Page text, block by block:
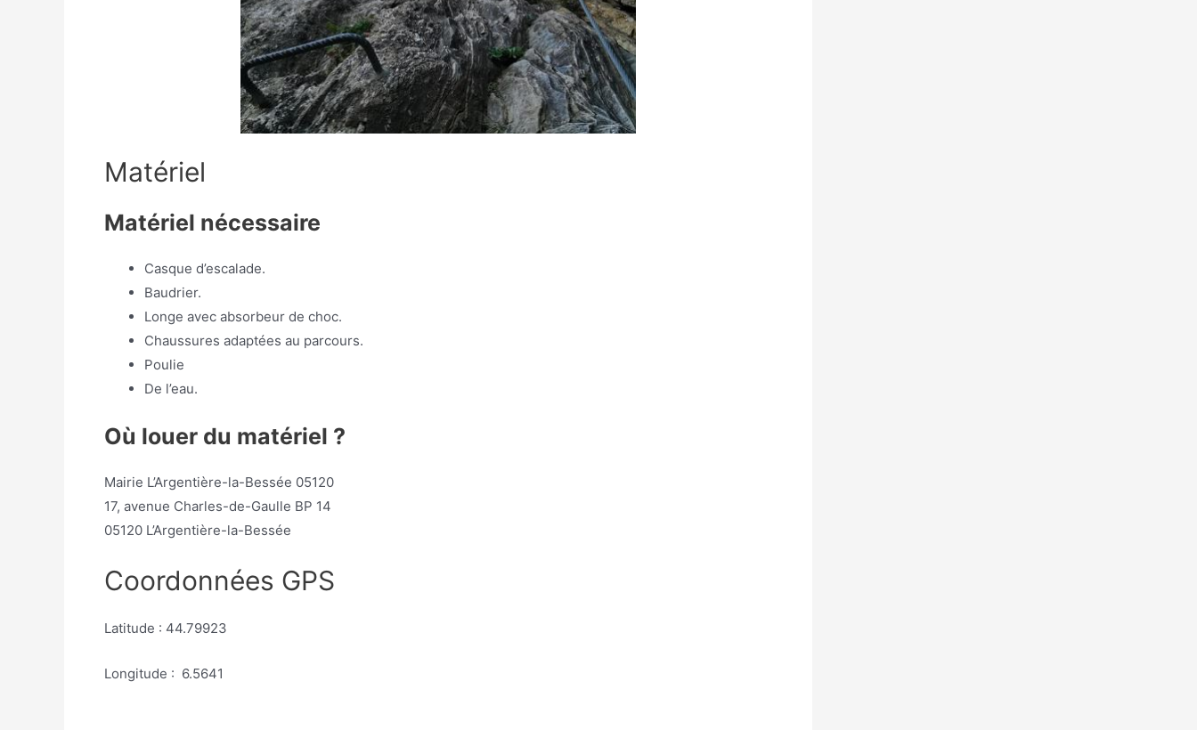
Matériel
Matériel nécessaire
Casque d’escalade.
Baudrier.
Longe avec absorbeur de choc.
Chaussures adaptées au parcours.
Poulie
De l’eau.
Où louer du matériel ?
Mairie L’Argentière-la-Bessée 05120
17, avenue Charles-de-Gaulle BP 14
05120 L’Argentière-la-Bessée
Coordonnées GPS
Latitude : 44.79923
Longitude : 6.5641